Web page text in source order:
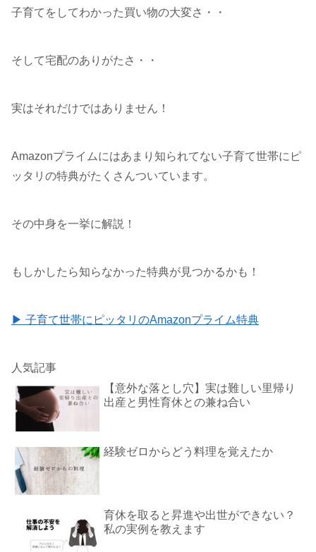
子育てをしてわかった買い物の大変さ・・
そして宅配のありがたさ・・
実はそれだけではありません！
Amazonプライムにはあまり知られてない子育て世帯にピ
ッタリの特典がたくさんついています。
その中身を一挙に解説！
もしかしたら知らなかった特典が見つかるかも！
▶ 子育て世帯にピッタリのAmazonプライム特典
人気記事
【意外な落とし穴】実は難しい里帰り
出産と男性育休との兼ね合い
経験ゼロからどう料理を覚えたか
育休を取ると昇進や出世ができない？
私の実例を教えます